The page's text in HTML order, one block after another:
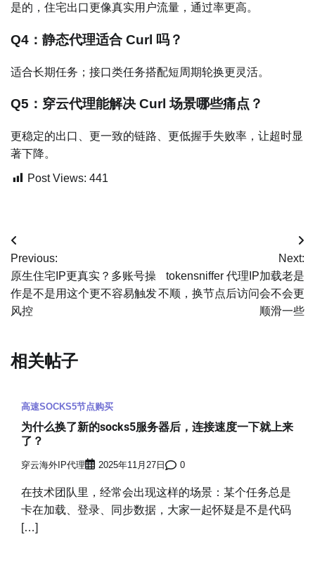
是的，住宅出口更像真实用户流量，通过率更高。
Q4：静态代理适合 Curl 吗？
适合长期任务；接口类任务搭配短周期轮换更灵活。
Q5：穿云代理能解决 Curl 场景哪些痛点？
更稳定的出口、更一致的链路、更低握手失败率，让超时显
著下降。
Post Views: 441
文
章
导
Previous:
原生住宅IP更真实？多账号操
作是不是用这个更不容易触发
风控
Next:
tokensniffer 代理IP加载老是
不顺，换节点后访问会不会更
顺滑一些
相关帖子
高速SOCKS5节点购买
为什么换了新的socks5服务器后，连接速度一下就上来
了？
穿云海外IP代理 2025年11月27日 0
在技术团队里，经常会出现这样的场景：某个任务总是
卡在加载、登录、同步数据，大家一起怀疑是不是代码
[…]